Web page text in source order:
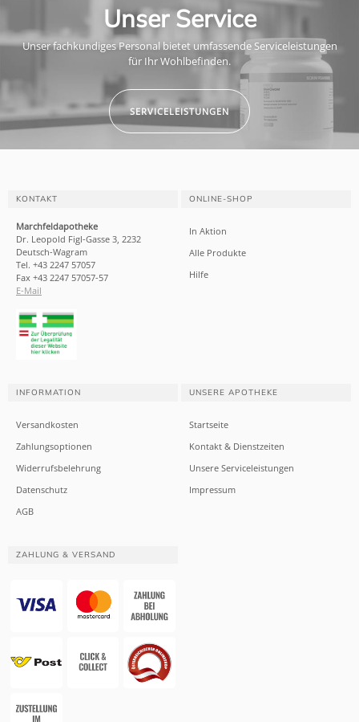
Unser Service
Unser fachkundiges Personal bietet umfassende Serviceleistungen
für Ihr Wohlbefinden.
SERVICELEISTUNGEN
KONTAKT
Marchfeldapotheke
Dr. Leopold Figl-Gasse 3, 2232
Deutsch-Wagram
Tel. +43 2247 57057
Fax +43 2247 57057-57
E-Mail
ONLINE-SHOP
In Aktion
Alle Produkte
Hilfe
INFORMATION
Versandkosten
Zahlungsoptionen
Widerrufsbelehrung
Datenschutz
AGB
UNSERE APOTHEKE
Startseite
Kontakt & Dienstzeiten
Unsere Serviceleistungen
Impressum
ZAHLUNG & VERSAND